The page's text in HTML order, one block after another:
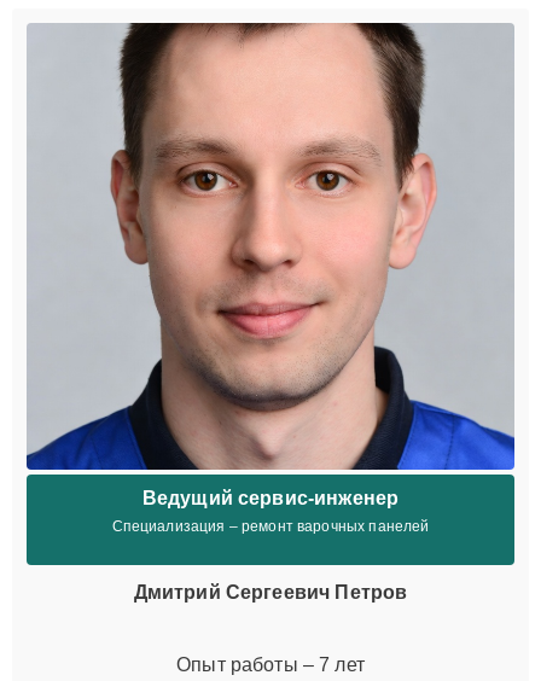
Ведущий сервис-инженер
Специализация – ремонт варочных панелей
Дмитрий Сергеевич Петров
Опыт работы – 7 лет